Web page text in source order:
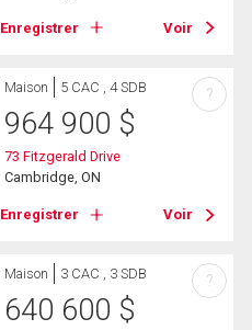
Enregistrer Voir
Maison 5 CAC , 4 SDB
964 900 $
73 Fitzgerald Drive
Cambridge, ON
Enregistrer Voir
?
Maison 3 CAC , 3 SDB
640 600 $
?